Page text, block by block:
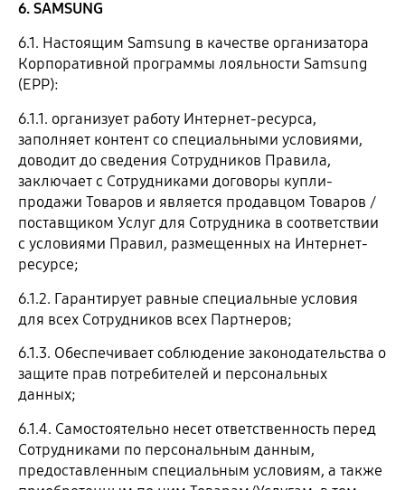
6. SAMSUNG
6.1. Настоящим Samsung в качестве организатора
Корпоративной программы лояльности Samsung
(EPP):
6.1.1. организует работу Интернет-ресурса,
заполняет контент со специальными условиями,
доводит до сведения Сотрудников Правила,
заключает с Сотрудниками договоры купли-
продажи Товаров и является продавцом Товаров /
поставщиком Услуг для Сотрудника в соответствии
с условиями Правил, размещенных на Интернет-
ресурсе;
6.1.2. Гарантирует равные специальные условия
для всех Сотрудников всех Партнеров;
6.1.3. Обеспечивает соблюдение законодательства о
защите прав потребителей и персональных
данных;
6.1.4. Самостоятельно несет ответственность перед
Сотрудниками по персональным данным,
предоставленным специальным условиям, а также